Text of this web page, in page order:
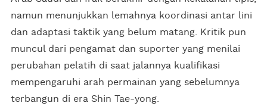
namun menunjukkan lemahnya koordinasi antar lini
dan adaptasi taktik yang belum matang. Kritik pun
muncul dari pengamat dan suporter yang menilai
perubahan pelatih di saat jalannya kualifikasi
mempengaruhi arah permainan yang sebelumnya
terbangun di era Shin Tae-yong.